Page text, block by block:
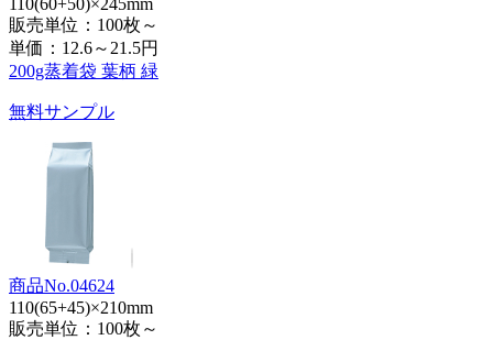
110(60+50)×245mm
販売単位：100枚～
単価： 12.6～21.5円
200g蒸着袋 葉柄 緑
無料サンプル
商品No.04624
110(65+45)×210mm
販売単位：100枚～